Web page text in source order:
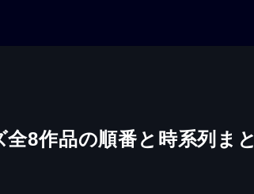
8作品の順番と時系列まと